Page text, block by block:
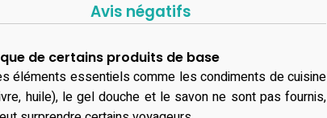
Avis négatifs
de certains produits de base
éléments essentiels comme les condiments de cuisine
huile), le gel douche et le savon ne sont pas fournis,